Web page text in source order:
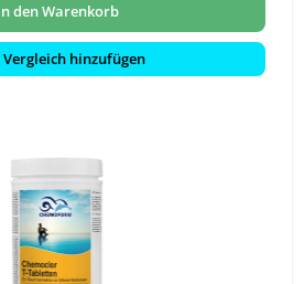
den Warenkorb
Vergleich hinzufügen